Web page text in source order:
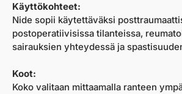
Käyttökohteet:
Nide sopii käytettäväksi
postoperatiivisissa tilanteissa,
sairauksien yhteydessä ja
Koot:
Koko valitaan mittaamalla ranteen